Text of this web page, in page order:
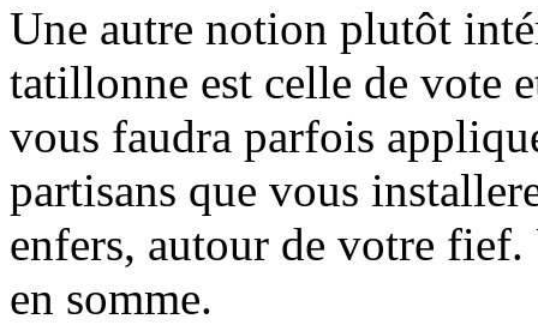
Une autre notion plutôt
tatillonne est celle de vote
vous faudra parfois
partisans que vous
enfers, autour de votre fief.
en somme.